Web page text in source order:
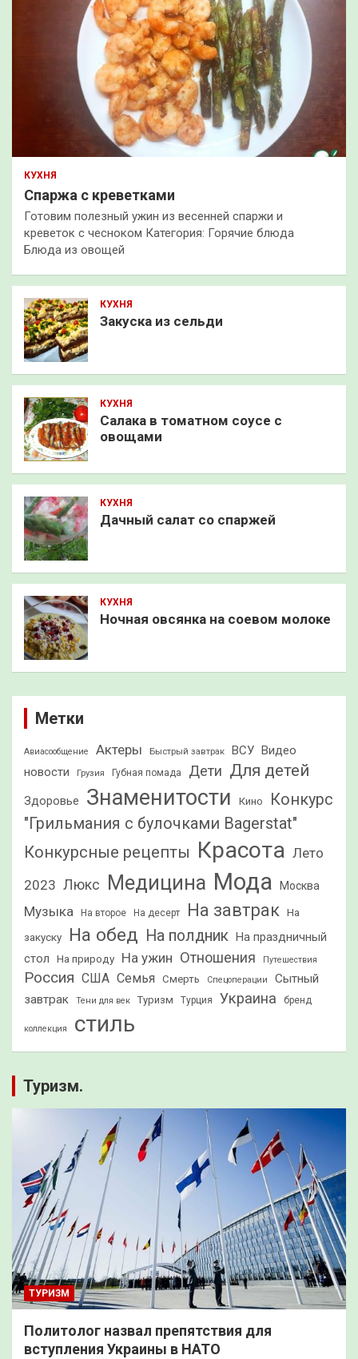
КУХНЯ
Спаржа с креветками
Готовим полезный ужин из весенней спаржи и
креветок с чесноком Категория: Горячие блюда
Блюда из овощей
КУХНЯ
Закуска из сельди
КУХНЯ
Салака в томатном соусе с
овощами
КУХНЯ
Дачный салат со спаржей
КУХНЯ
Ночная овсянка на соевом молоке
Метки
Авиасообщение Актеры Быстрый завтрак ВСУ
Видео
новости
Грузия Губная помада Дети Для детей
Здоровье Знаменитости Кино
Конкурс
"Грильмания с булочками Bagerstat"
Конкурсные рецепты Красота Лето
2023 Люкс Медицина Мода Москва
Музыка На второе На десерт На завтрак На
закуску На обед На полдник
На праздничный
стол
На природу На ужин Отношения Путешествия
Россия США Семья Смерть Спецоперации
Сытный
завтрак
Тени для век Туризм Турция Украина бренд
коллекция стиль
Туризм.
ТУРИЗМ
Политолог назвал препятствия для
вступления Украины в НАТО